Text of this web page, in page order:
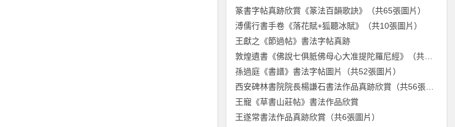
篆書字帖真跡欣賞《篆法百韻歌訣》（共65張圖片）
溥儒行書手卷《落花賦+狐聽冰賦》（共10張圖片）
王獻之《節過帖》書法字帖真跡
敦煌遺書《佛說七俱胝佛母心大准提陀羅尼經》（共6張圖片）
孫過庭《書譜》書法字帖圖片（共52張圖片）
西安碑林書院院長楊謙石書法作品真跡欣賞（共56張圖片）
王寵《草書山莊帖》書法作品欣賞
王遂常書法作品真跡欣賞（共6張圖片）